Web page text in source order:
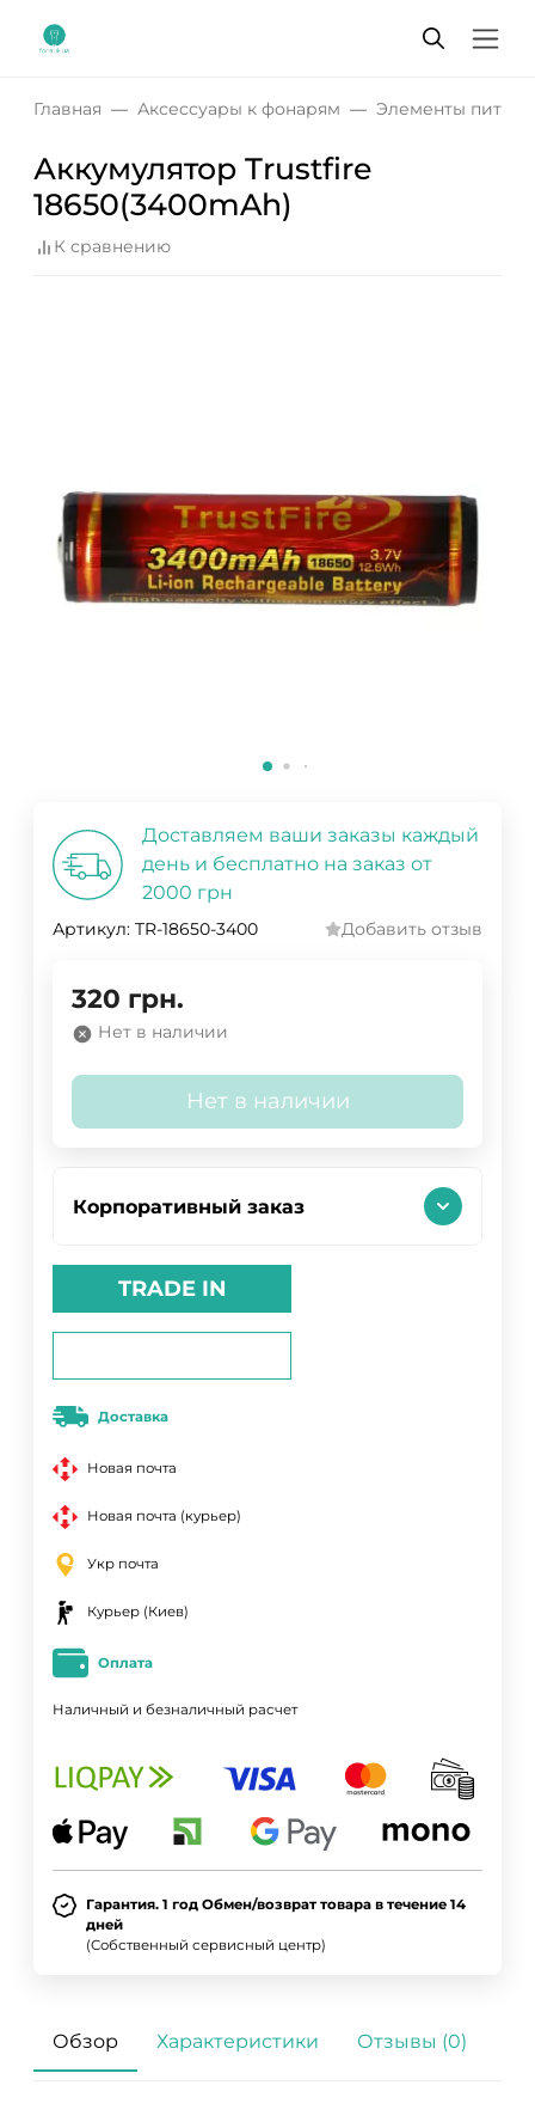
Главная Аксессуары к фонарям Элементы
Аккумулятор Trustfire
18650(3400mAh)
К сравнению
Доставляем ваши заказы каждый
день и бесплатно на заказ от
2000 грн
Артикул: TR-18650-3400 Добавить отзыв
320 грн.
Нет в наличии
Нет в наличии
Корпоративный заказ
TRADE IN
Доставка
Новая почта
Новая почта (курьер)
Укр почта
Курьер (Киев)
Оплата
Наличный и безналичный расчет
Гарантия. 1 год Обмен/возврат товара в течение 14
дней
(Собственный сервисный центр)
Обзор Характеристики Отзывы (0)